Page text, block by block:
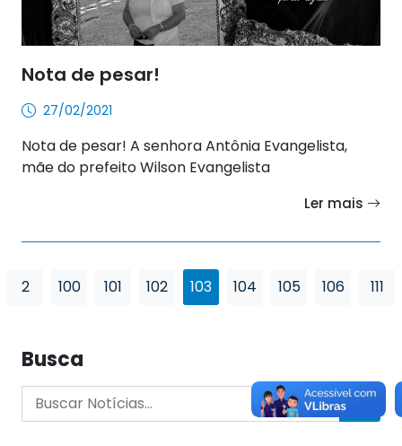
Nota de pesar!
27/02/2021
Nota de pesar! A senhora Antônia Evangelista,
mãe do prefeito Wilson Evangelista
Ler mais
2 100 101 102 103 104 105 106 111
Busca